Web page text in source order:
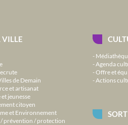
VILLE
de Demain
et artisanat
et jeunesse
citoyen
et Environnement
/ prévention / protection
Agenda
Offre et
Actions